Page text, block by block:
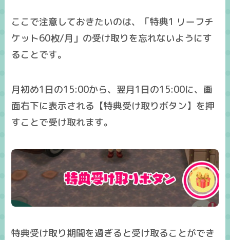
ここで注意しておきたいのは、「特典1 リーフチ
ケット60枚/月」の受け取りを忘れないようにす
ることです。
月初め1日の15:00から、翌月1日の15:00に、画
面右下に表示される【特典受け取りボタン】を押
すことで受け取れます。
特典受け取り期間を過ぎると受け取ることができ